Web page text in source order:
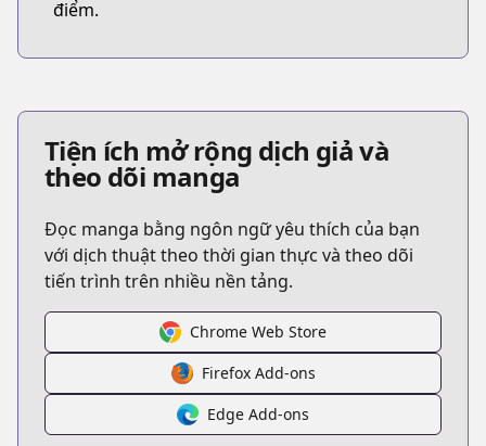
điểm.
Tiện ích mở rộng dịch giả và
theo dõi manga
Đọc manga bằng ngôn ngữ yêu thích của bạn
với dịch thuật theo thời gian thực và theo dõi
tiến trình trên nhiều nền tảng.
Chrome Web Store
Firefox Add-ons
Edge Add-ons